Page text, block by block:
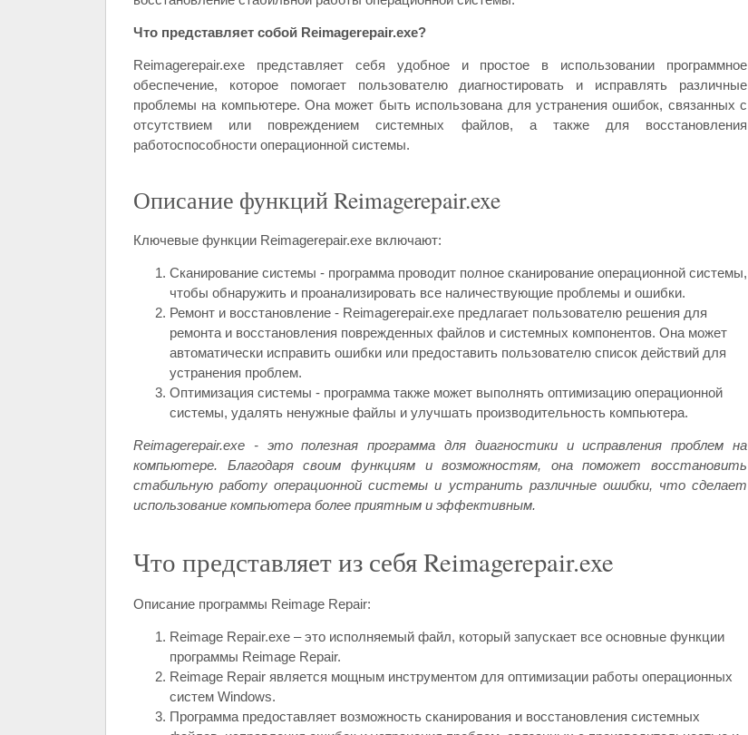
Что представляет собой Reimagerepair.exe?
Reimagerepair.exe представляет себя удобное и простое в использовании программное
обеспечение, которое помогает пользователю диагностировать и исправлять различные
проблемы на компьютере. Она может быть использована для устранения ошибок, связанных с
отсутствием или повреждением системных файлов, а также для восстановления
работоспособности операционной системы.
Описание функций Reimagerepair.exe
Ключевые функции Reimagerepair.exe включают:
Сканирование системы - программа проводит полное сканирование операционной системы,
чтобы обнаружить и проанализировать все наличествующие проблемы и ошибки.
Ремонт и восстановление - Reimagerepair.exe предлагает пользователю решения для
ремонта и восстановления поврежденных файлов и системных компонентов. Она может
автоматически исправить ошибки или предоставить пользователю список действий для
устранения проблем.
Оптимизация системы - программа также может выполнять оптимизацию операционной
системы, удалять ненужные файлы и улучшать производительность компьютера.
Reimagerepair.exe - это полезная программа для диагностики и исправления проблем на
компьютере. Благодаря своим функциям и возможностям, она поможет восстановить
стабильную работу операционной системы и устранить различные ошибки, что сделает
использование компьютера более приятным и эффективным.
Что представляет из себя Reimagerepair.exe
Описание программы Reimage Repair:
Reimage Repair.exe – это исполняемый файл, который запускает все основные функции
программы Reimage Repair.
Reimage Repair является мощным инструментом для оптимизации работы операционных
систем Windows.
Программа предоставляет возможность сканирования и восстановления системных